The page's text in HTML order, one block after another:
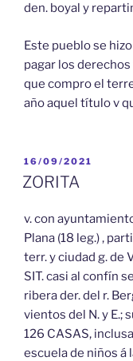
den. boyal y
Este pueblo se
pagar los
que compro el
año aquel título v
PUBLICADO
EL
16/09/2021
ZORITA
v. con
Plana (18 leg.) ,
terr. y ciudad g. de
SIT. casi al confín
ribera der. del r.
vientos del N. y E.;
126 CASAS,
escuela de niños á